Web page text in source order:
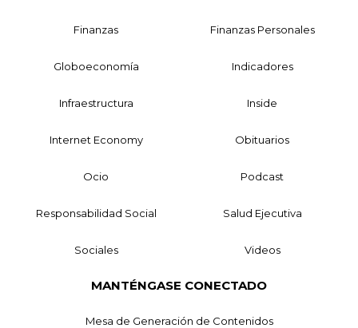
Finanzas Finanzas Personales
Globoeconomía Indicadores
Infraestructura Inside
Internet Economy Obituarios
Ocio Podcast
Responsabilidad Social Salud Ejecutiva
Sociales Videos
MANTÉNGASE CONECTADO
Mesa de Generación de Contenidos